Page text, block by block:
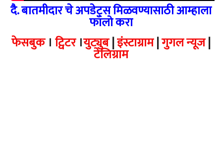
दै. बातमीदार चे अपडेट्स मिळवण्यासाठी आम्हाला
फॉलो करा
फेसबुक। ट्विटर।युट्युब|इंस्टाग्राम|गुगल न्यूज|
टेलिग्राम